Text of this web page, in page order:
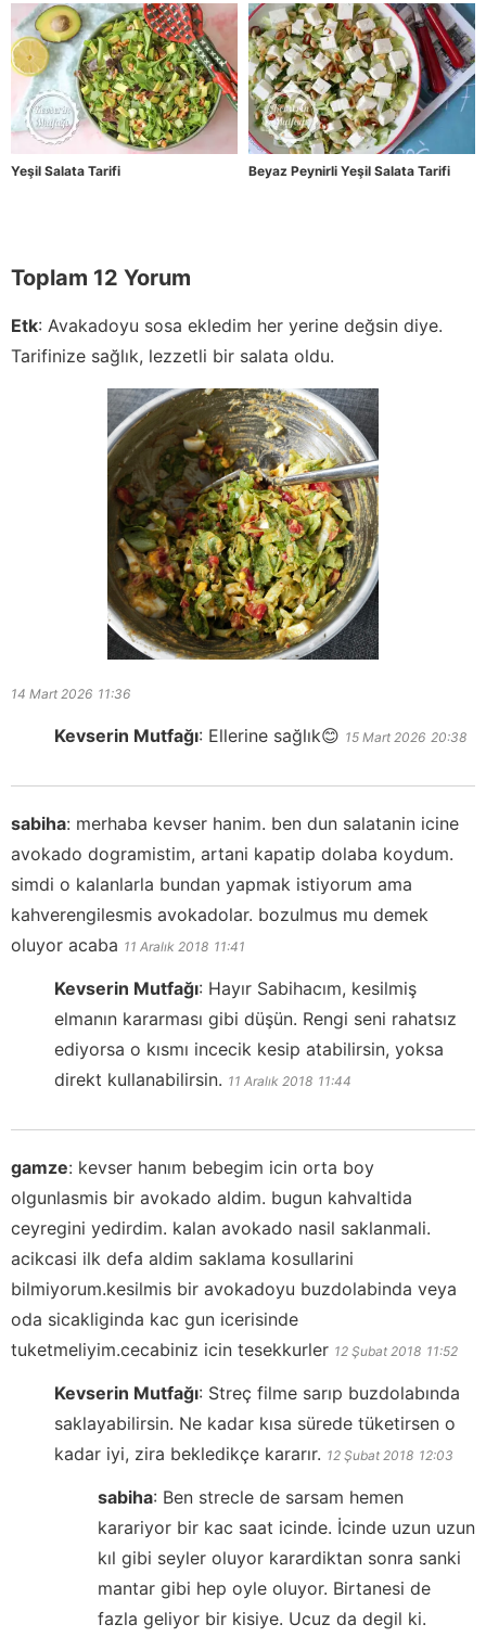
Yeşil Salata Tarifi Beyaz Peynirli Yeşil Salata Tarifi
Toplam 12 Yorum
Etk: Avakadoyu sosa ekledim her yerine değsin diye.
Tarifinize sağlık, lezzetli bir salata oldu.
14 Mart 2026 11:36
Kevserin Mutfağı: Ellerine sağlık😊 15 Mart 2026 20:38
sabiha: merhaba kevser hanim. ben dun salatanin icine
avokado dogramistim, artani kapatip dolaba koydum.
simdi o kalanlarla bundan yapmak istiyorum ama
kahverengilesmis avokadolar. bozulmus mu demek
oluyor acaba 11 Aralık 2018 11:41
Kevserin Mutfağı: Hayır Sabihacım, kesilmiş
elmanın kararması gibi düşün. Rengi seni rahatsız
ediyorsa o kısmı incecik kesip atabilirsin, yoksa
direkt kullanabilirsin. 11 Aralık 2018 11:44
gamze: kevser hanım bebegim icin orta boy
olgunlasmis bir avokado aldim. bugun kahvaltida
ceyregini yedirdim. kalan avokado nasil saklanmali.
acikcasi ilk defa aldim saklama kosullarini
bilmiyorum.kesilmis bir avokadoyu buzdolabinda veya
oda sicakliginda kac gun icerisinde
tuketmeliyim.cecabiniz icin tesekkurler 12 Şubat 2018 11:52
Kevserin Mutfağı: Streç filme sarıp buzdolabında
saklayabilirsin. Ne kadar kısa sürede tüketirsen o
kadar iyi, zira bekledikçe kararır. 12 Şubat 2018 12:03
sabiha: Ben strecle de sarsam hemen
karariyor bir kac saat icinde. İcinde uzun uzun
kıl gibi seyler oluyor karardiktan sonra sanki
mantar gibi hep oyle oluyor. Birtanesi de
fazla geliyor bir kisiye. Ucuz da degil ki.